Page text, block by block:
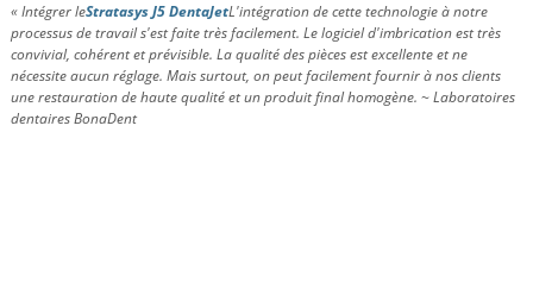
« Intégrer leStratasys J5 DentaJetL'intégration de cette technologie à notre
processus de travail s'est faite très facilement. Le logiciel d'imbrication est très
convivial, cohérent et prévisible. La qualité des pièces est excellente et ne
nécessite aucun réglage. Mais surtout, on peut facilement fournir à nos clients
une restauration de haute qualité et un produit final homogène. ~ Laboratoires
dentaires BonaDent